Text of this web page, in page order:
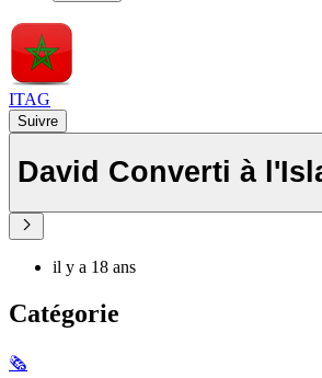
ITAG
Suivre
David Converti à
il y a 18 ans
Catégorie
🗞